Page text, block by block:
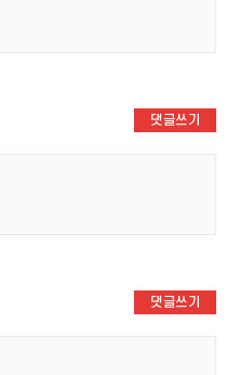
댓글쓰기
댓글쓰기